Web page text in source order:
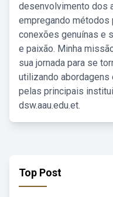
desenvolvimento dos
empregando
conexões genuínas e
e paixão. Minha
sua jornada para se
utilizando abordagens
pelas principais
dsw.aau.edu.et.
Top Post